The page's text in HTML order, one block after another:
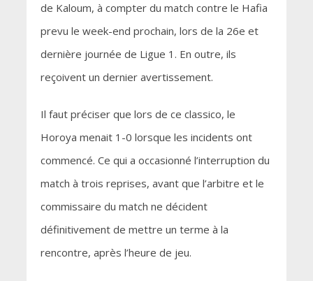
de Kaloum, à compter du match contre le Hafia
prevu le week-end prochain, lors de la 26e et
dernière journée de Ligue 1. En outre, ils
reçoivent un dernier avertissement.
Il faut préciser que lors de ce classico, le
Horoya menait 1-0 lorsque les incidents ont
commencé. Ce qui a occasionné l’interruption du
match à trois reprises, avant que l’arbitre et le
commissaire du match ne décident
définitivement de mettre un terme à la
rencontre, après l’heure de jeu.